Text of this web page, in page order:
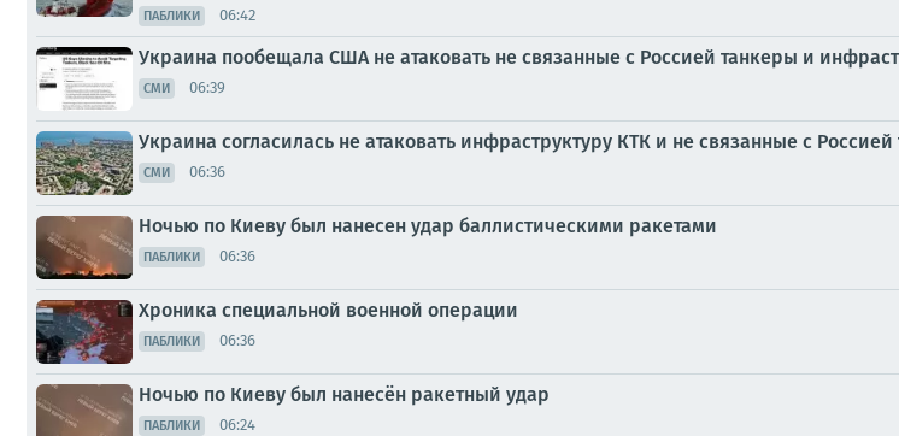
ПАБЛИКИ 06:42
Украина пообещала США не атаковать не связанные с Россией танкеры и
СМИ 06:39
Украина согласилась не атаковать инфраструктуру КТК и не связанные с
СМИ 06:36
Ночью по Киеву был нанесен удар баллистическими ракетами
ПАБЛИКИ 06:36
Хроника специальной военной операции
ПАБЛИКИ 06:36
Ночью по Киеву был нанесён ракетный удар
ПАБЛИКИ 06:24